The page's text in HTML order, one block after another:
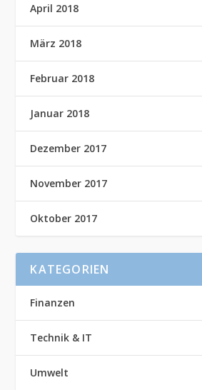
April 2018
März 2018
Februar 2018
Januar 2018
Dezember 2017
November 2017
Oktober 2017
KATEGORIEN
Finanzen
Technik & IT
Umwelt